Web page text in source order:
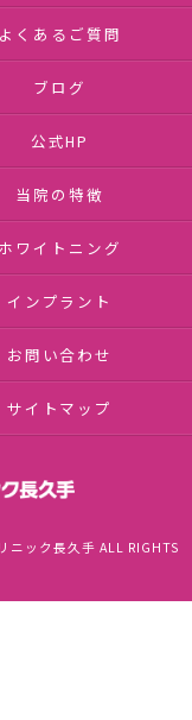
よくあるご質問
ブログ
公式HP
当院の特徴
ホワイトニング
インプラント
お問い合わせ
サイトマップ
ック長久手 ALL RIGHTS